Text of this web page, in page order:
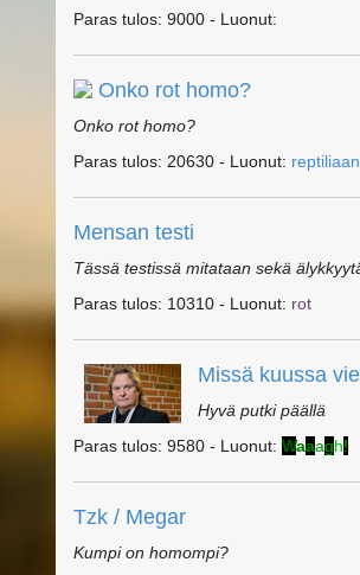
Paras tulos: 9000 - Luonut:
Onko rot homo?
Onko rot homo?
Paras tulos: 20630 - Luonut:
Mensan testi
Tässä testissä mitataan sekä
Paras tulos: 10310 - Luonut: rot
Missä kuussa
Hyvä putki päällä
Paras tulos: 9580 - Luonut: Waaagh!
Tzk / Megar
Kumpi on homompi?